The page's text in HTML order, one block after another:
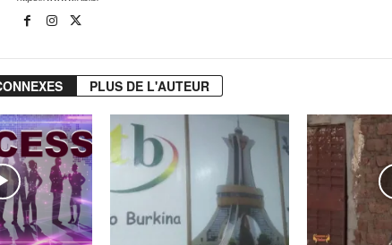
PLUS DE L'AUTEUR